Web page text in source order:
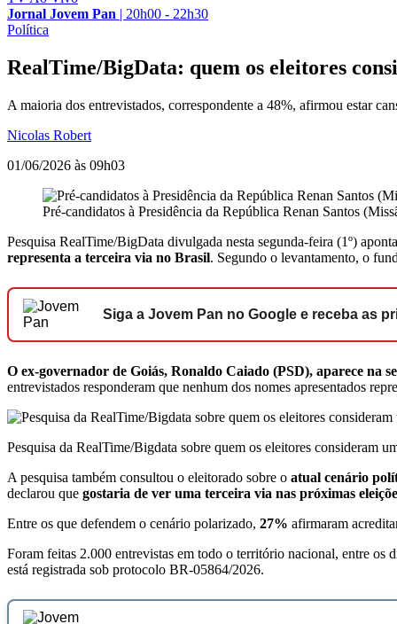
Jornal Jovem Pan | 20h00 - 22h30
Política
RealTime/BigData: quem os eleitores
A maioria dos entrevistados, correspondente a 48%, afirmou estar
Nicolas Robert
01/06/2026 às 09h03
Pré-candidatos à Presidência da República Renan Santos
Pesquisa RealTime/BigData divulgada nesta segunda-feira (1º)
representa a terceira via no Brasil. Segundo o levantamento, o
Siga a Jovem Pan no Google e receba as
O ex-governador de Goiás, Ronaldo Caiado (PSD), aparece na
entrevistados responderam que nenhum dos nomes apresentados
Pesquisa da RealTime/Bigdata sobre quem os eleitores consideram
A pesquisa também consultou o eleitorado sobre o atual cenário
declarou que gostaria de ver uma terceira via nas próximas
Entre os que defendem o cenário polarizado, 27% afirmaram
Foram feitas 2.000 entrevistas em todo o território nacional, entre os
está registrada sob protocolo BR-05864/2026.